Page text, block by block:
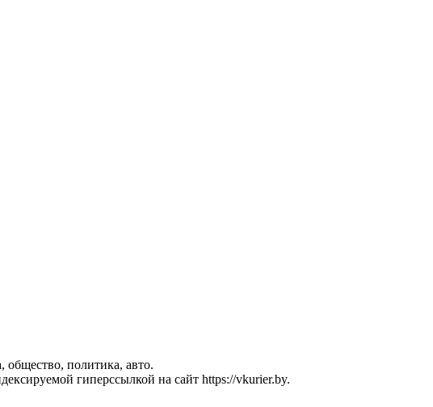
общество, политика, авто.
гиперссылкой на сайт https://vkurier.by.